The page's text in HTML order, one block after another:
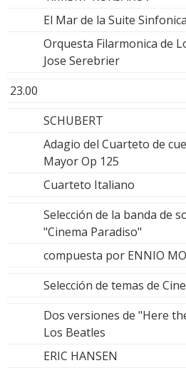
El Mar de la Suite
Orquesta Filarmonica de
Jose Serebrier
23.00
SCHUBERT
Adagio del Cuarteto de
Mayor Op 125
Cuarteto Italiano
Selección de la banda de
"Cinema Paradiso"
compuesta por ENNIO
Selección de temas de
Dos versiones de "Here
Los Beatles
ERIC HANSEN